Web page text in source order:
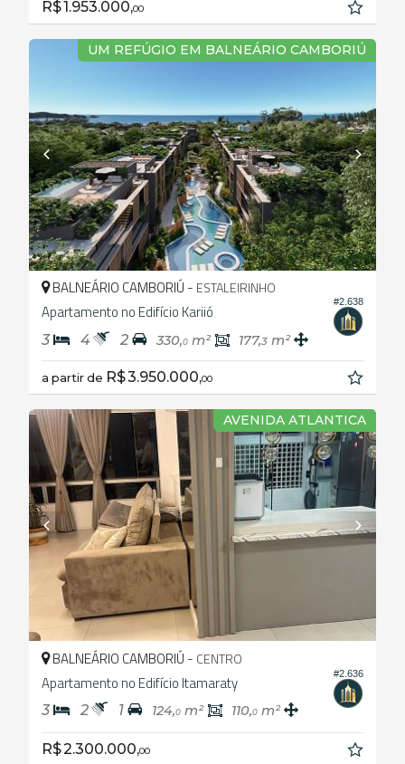
R$ 1.953.000,00
UM REFÚGIO EM BALNEÁRIO CAMBORIÚ
#2.638
BALNEÁRIO CAMBORIÚ - ESTALEIRINHO
Apartamento no Edifício Kariió
3 4 2 330,0 m² 177,3 m²
a partir de R$ 3.950.000,00
AVENIDA ATLANTICA
#2.636
BALNEÁRIO CAMBORIÚ - CENTRO
Apartamento no Edifício Itamaraty
3 2 1 124,0 m² 110,0 m²
R$ 2.300.000,00